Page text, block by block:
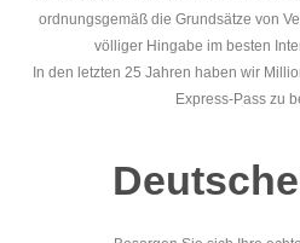
ordnungsgemäß die Grundsätze von
völliger Hingabe im besten
In den letzten 25 Jahren haben wir
Express-Pass zu